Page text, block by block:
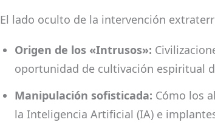
El lado oculto de la intervención
Origen de los «Intrusos»:
oportunidad de cultivación espiritual
Manipulación sofisticada: Cómo los
la Inteligencia Artificial (IA) e